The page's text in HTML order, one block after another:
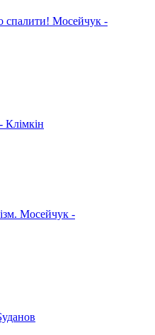
спалити! Мосейчук -
Мосейчук -